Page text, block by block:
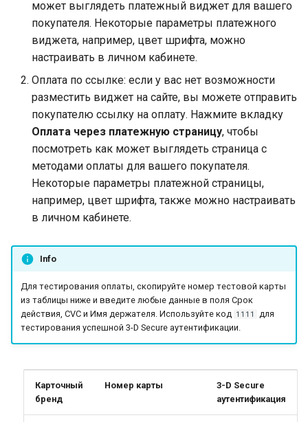
Тестовый режим
API version 3
Коды ошибок
криптовалюте
КРОК
МТС Деньги 2
NetBanking
ЧАСТКАМI (онлайн-
кредит Паритетбанк)
QPay
QIWI Кошелек
терминалы QIWI
SberPay
Операция AFT
Операция OCT
Токенизация
Токенизация карты
получателя
Проверка
Запрос статуса
Запрос баланса
Запрос валют и сетей
Telegram bot bePaid
Каскадные платежи
Сервис отчетности
Проверка KYC данных
клиента
Верификация
держателей карт
Языки платежной
страницы и
уведомлений
Параметры секции
smart_routing_verification
Параметры с
информацией о продаже
авиабилетов
Архив изменений
может выглядеть платежный виджет для вашего
покупателя. Некоторые параметры платежного
виджета, например, цвет шрифта, можно
настраивать в личном кабинете.
Оплата по ссылке: если у вас нет возможности
разместить виджет на сайте, вы можете отправить
покупателю ссылку на оплату. Нажмите вкладку
Оплата через платежную страницу, чтобы
посмотреть как может выглядеть страница с
методами оплаты для вашего покупателя.
Некоторые параметры платежной страницы,
например, цвет шрифта, также можно настраивать
в личном кабинете.
Info
Для тестирования оплаты, скопируйте номер тестовой карты
из таблицы ниже и введите любые данные в поля Срок
действия, CVC и Имя держателя. Используйте код 1111
для
тестирования успешной 3-D Secure аутентификации.
Карточный
бренд
Номер карты
3-D Secure
аутентификация